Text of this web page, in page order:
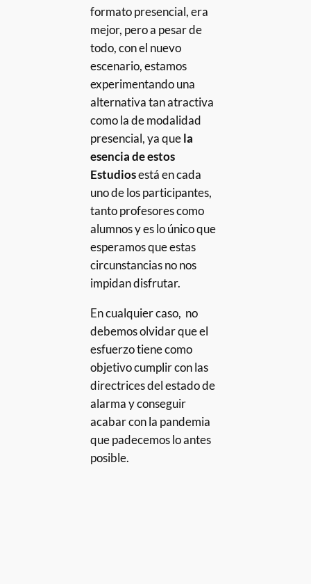
formato presencial, era
mejor, pero a pesar de
todo, con el nuevo
escenario, estamos
experimentando una
alternativa tan atractiva
como la de modalidad
presencial, ya quela
esencia de estos
Estudiosestá en cada
uno de los participantes,
tanto profesores como
alumnos y es lo único que
esperamos que estas
circunstancias no nos
impidan disfrutar.
En cualquier caso, no
debemos olvidar que el
esfuerzo tiene como
objetivo cumplir con las
directrices del estado de
alarma y conseguir
acabar con la pandemia
que padecemos lo antes
posible.